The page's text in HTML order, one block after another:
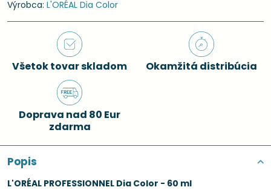
Výrobca: L'ORÉAL Dia Color
Všetok tovar skladom Okamžitá distribúcia
Doprava nad 80 Eur
zdarma
Popis
L'ORÉAL PROFESSIONNEL Dia Color - 60 ml